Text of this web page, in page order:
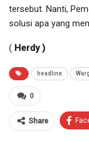
tersebut. Nanti,
solusi apa yang
( Herdy )
headline
0
Share